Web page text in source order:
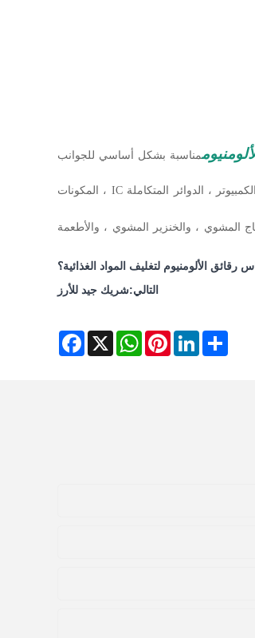
مناسبة بشكل أساسي للجوانب
(1) مناسبة لتعبئة لوحات الدوائر المختلفة ، المنتجات الإلكترونية ، قطع غيار الآلات الدقيقة ، السلع الاستهلاكية ، المنتجات الصناعية ، إلخ. على سبيل المثال: لوحات الكمبيوتر ، الدوائر المتكاملة IC ، المكونات
المشوي ، والخنزير المشوي ، والأطعمة
رقائق الألومنيوم لتغليف المواد الغذائية؟
التالي:شريك جيد للأرز
Facebook X
WhatsAppPinterestLinkedInShare